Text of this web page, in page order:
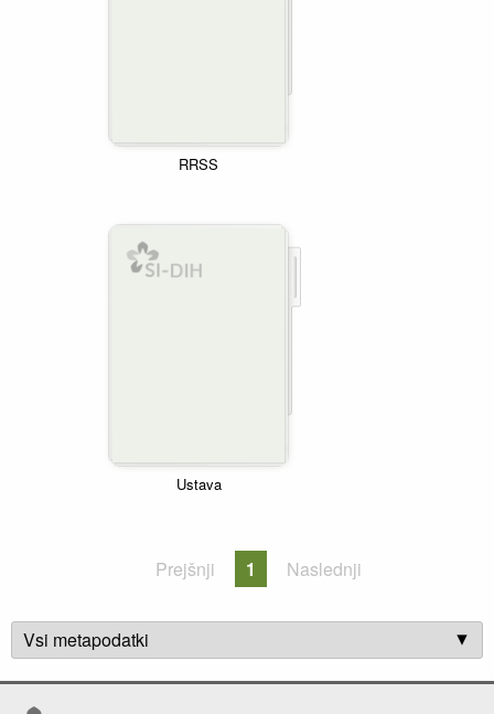
RRSS
Ustava
Prejšnji 1 Naslednji
Vsi metapodatki